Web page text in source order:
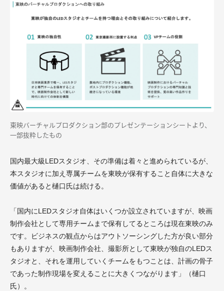
東映バーチャルプロダクション部のプレゼンテーションシートより、
一部抜粋したもの
国内最大級LEDスタジオ、その準備は着々と進められているが、
本スタジオに加え専属チームを東映が保有すること自体に大きな
価値があると樋口氏は続ける。
「国内にLEDスタジオ自体はいくつか設立されていますが、映画
制作会社として専用チームまで保有してるところは現在東映のみ
です。ビジネスの観点からはアウトソーシングした方が良い部分
もありますが、映画制作会社、撮影所として東映が独自のLEDス
タジオと、それを運用していくチームをもつことは、計画の骨子
であった制作現場を変えることに大きくつながります」（樋口
氏）。